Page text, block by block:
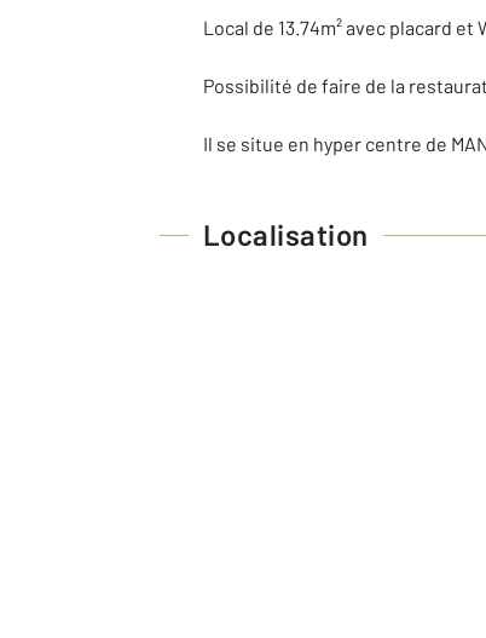
Local de 13.74m² avec placard et
Possibilité de faire de la
Il se situe en hyper centre de
Localisation